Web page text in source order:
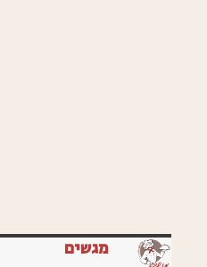
מגשים